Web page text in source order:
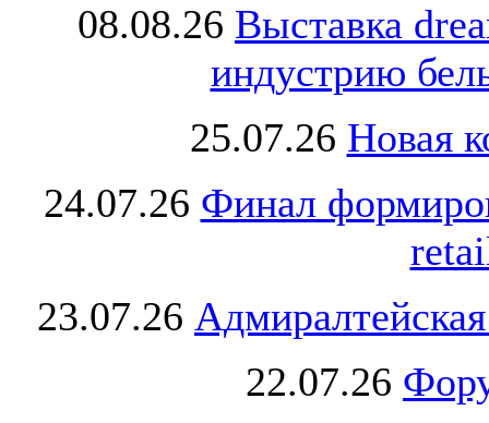
08.08.26 Выставка
индустрию
25.07.26 Новая
24.07.26 Финал
23.07.26
22.07.26